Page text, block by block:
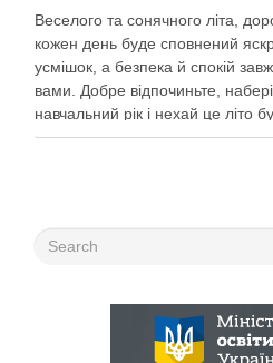
Веселого та сонячного літа,
кожен день буде сповнений
усмішок, а безпека й спокій
вами. Добре відпочиньте,
навчальний рік і нехай це літо
найщасливішим!